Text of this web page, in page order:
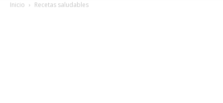
Inicio Recetas saludables